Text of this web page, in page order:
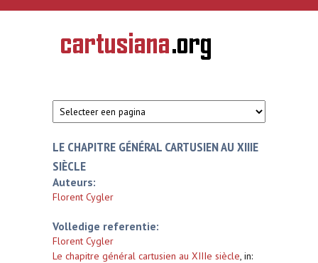
Overslaan en naar de inhoud gaan
CARTUSIANA
Geschiedenis
van de
LE CHAPITRE GÉNÉRAL CARTUSIEN AU XIIIE
SIÈCLE
Auteurs:
Florent Cygler
Volledige referentie:
Florent Cygler
Le chapitre général cartusien au XIIIe siècle, in: